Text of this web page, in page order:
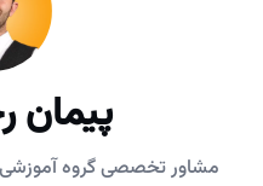
پیمان
مشاور تخصصی گروه